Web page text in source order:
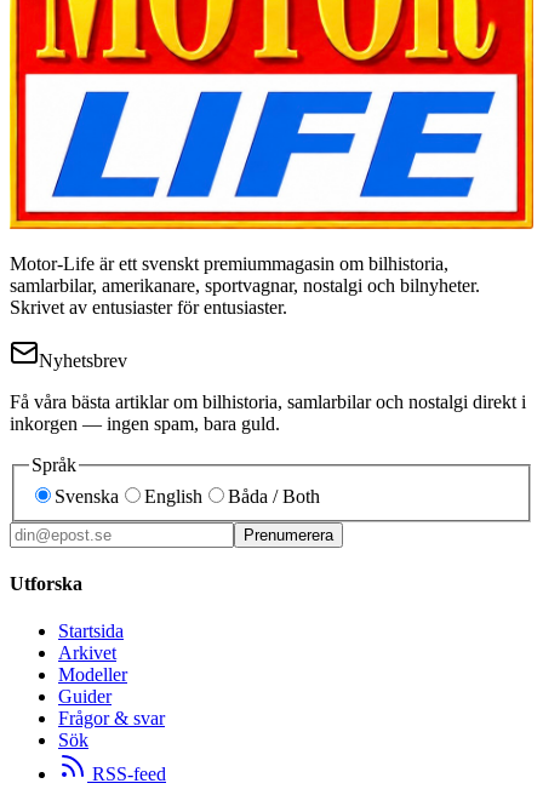
Motor-Life är ett svenskt premiummagasin om bilhistoria,
samlarbilar, amerikanare, sportvagnar, nostalgi och bilnyheter.
Skrivet av entusiaster för entusiaster.
Nyhetsbrev
Få våra bästa artiklar om bilhistoria, samlarbilar och nostalgi direkt i
inkorgen — ingen spam, bara guld.
Språk
Svenska
English Båda / Both
Prenumerera
Utforska
Startsida
Arkivet
Modeller
Guider
Frågor & svar
Sök
RSS-feed